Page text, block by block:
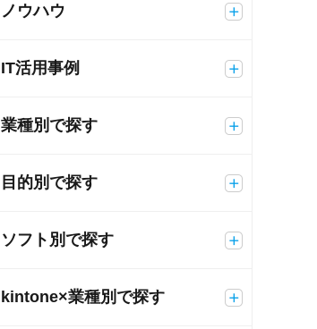
ノウハウ
IT活用事例
業種別で探す
目的別で探す
ソフト別で探す
kintone×業種別で探す